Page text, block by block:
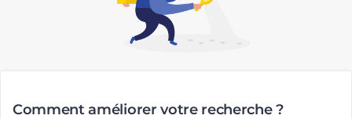
Comment améliorer votre recherche ?